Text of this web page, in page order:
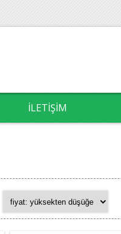
İLETIŞIM